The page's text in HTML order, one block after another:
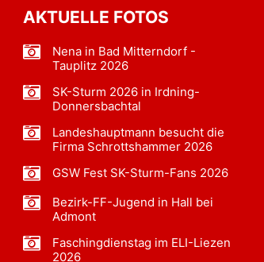
AKTUELLE FOTOS
Nena in Bad Mitterndorf -
Tauplitz 2026
SK-Sturm 2026 in Irdning-
Donnersbachtal
Landeshauptmann besucht die
Firma Schrottshammer 2026
GSW Fest SK-Sturm-Fans 2026
Bezirk-FF-Jugend in Hall bei
Admont
Faschingdienstag im ELI-Liezen
2026